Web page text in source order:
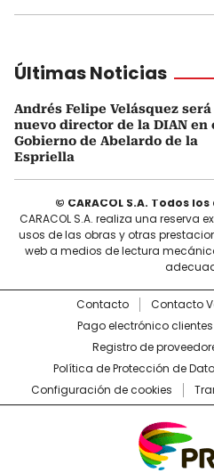
Últimas Noticias
Andrés Felipe Velásquez será
nuevo director de la DIAN en
Gobierno de Abelardo de la
Espriella
© CARACOL S.A. Todos
CARACOL S.A. realiza una reserva
usos de las obras y otras
web a medios de lectura
Contacto Contacto
Pago electrónico clientes
Registro de
Política de Protección de
Configuración de cookies